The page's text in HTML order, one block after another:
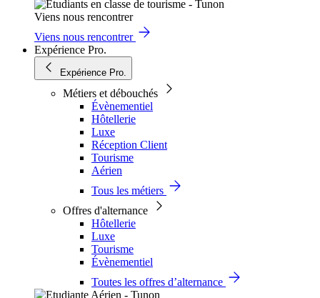
Viens nous rencontrer
Viens nous rencontrer
Expérience Pro.
Expérience Pro.
Métiers et débouchés
Évènementiel
Hôtellerie
Luxe
Réception Client
Tourisme
Aérien
Tous les métiers
Offres d'alternance
Hôtellerie
Luxe
Tourisme
Évènementiel
Toutes les offres d’alternance